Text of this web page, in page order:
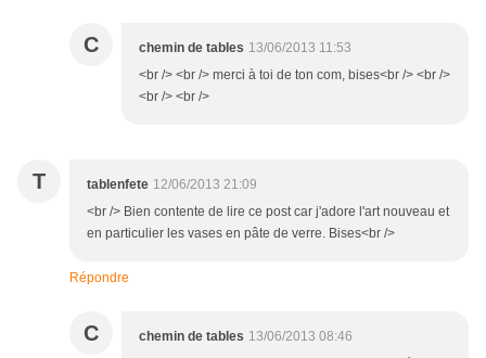
C chemin de tables 13/06/2013 11:53
<br /> <br /> merci à toi de ton com, bises<br /> <br />
<br /> <br />
T tablenfete 12/06/2013 21:09
<br /> Bien contente de lire ce post car j'adore l'art nouveau et
en particulier les vases en pâte de verre. Bises<br />
Répondre
C chemin de tables 13/06/2013 08:46